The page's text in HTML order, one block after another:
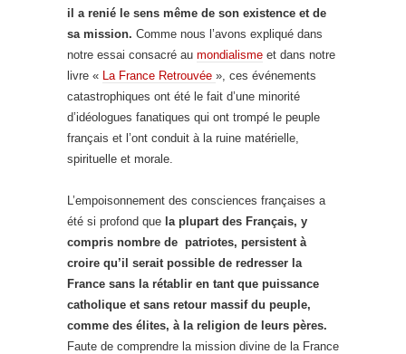
il a renié le sens même de son existence et de
sa mission. Comme nous l’avons expliqué dans
notre essai consacré au mondialisme et dans notre
livre « La France Retrouvée », ces événements
catastrophiques ont été le fait d’une minorité
d’idéologues fanatiques qui ont trompé le peuple
français et l’ont conduit à la ruine matérielle,
spirituelle et morale.
L’empoisonnement des consciences françaises a
été si profond que la plupart des Français, y
compris nombre de patriotes, persistent à
croire qu’il serait possible de redresser la
France sans la rétablir en tant que puissance
catholique et sans retour massif du peuple,
comme des élites, à la religion de leurs pères.
Faute de comprendre la mission divine de la France